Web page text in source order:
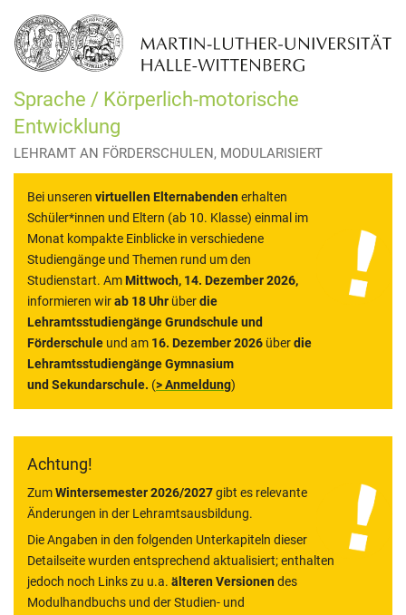
Sprache / Körperlich-motorische
Entwicklung
LEHRAMT AN FÖRDERSCHULEN, MODULARISIERT
Bei unseren virtuellen Elternabendenerhalten
Schüler*innen und Eltern (ab 10. Klasse) einmal im
Monat kompakte Einblicke in verschiedene
Studiengänge und Themen rund um den
Studienstart. AmMittwoch, 14. Dezember 2026,
informieren wirab 18 Uhr überdie
Lehramtsstudiengänge Grundschule und
Förderschule und am 16. Dezember 2026 überdie
Lehramtsstudiengänge Gymnasium
und Sekundarschule. (> Anmeldung)
Achtung!
ZumWintersemester 2026/2027gibt es relevante
Änderungen in der Lehramtsausbildung.
Die Angaben in den folgenden Unterkapiteln dieser
Detailseite wurden entsprechend aktualisiert; enthalten
jedoch noch Links zu u.a. älteren Versionendes
Modulhandbuchs und der Studien- und